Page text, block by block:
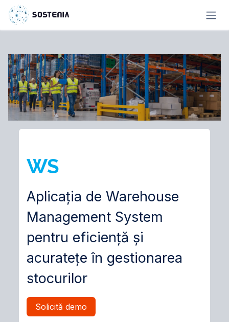
Sari la conținut
WS
Aplicația de Warehouse
Management System
pentru eficiență și
acuratețe în gestionarea
stocurilor
Solicită demo